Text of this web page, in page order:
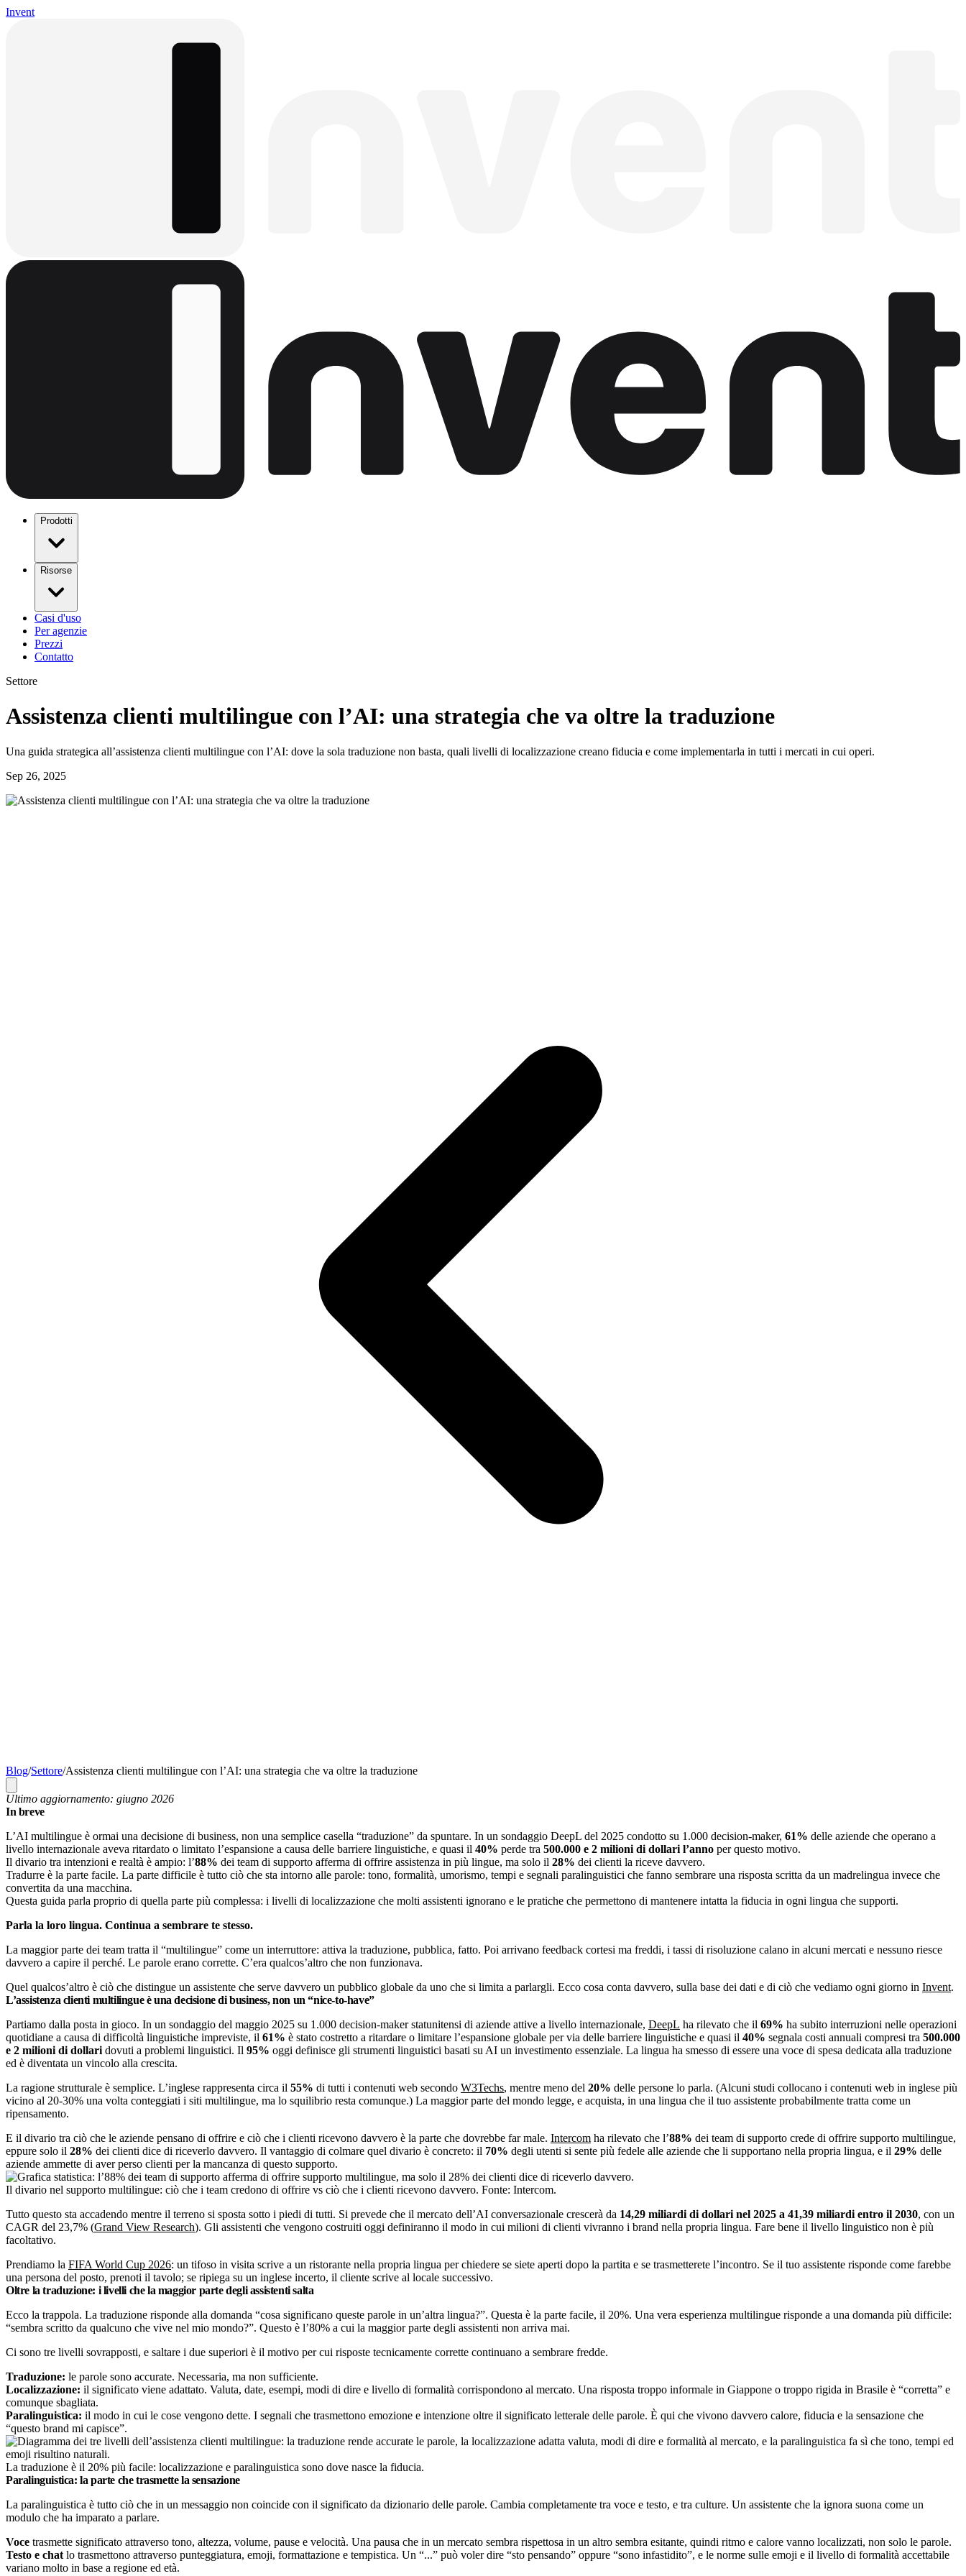
Invent
Prodotti
Risorse
Casi d'uso
Per agenzie
Prezzi
Contatto
Settore
Assistenza clienti multilingue con l’AI: una strategia che va oltre la traduzione
Una guida strategica all’assistenza clienti multilingue con l’AI: dove la sola traduzione non basta, quali livelli di localizzazione creano fiducia e come implementarla in tutti i mercati in cui operi.
Sep 26, 2025
Blog/Settore/Assistenza clienti multilingue con l’AI: una strategia che va oltre la traduzione
Ultimo aggiornamento: giugno 2026
In breve
L’AI multilingue è ormai una decisione di business, non una semplice casella “traduzione” da spuntare. In un sondaggio DeepL del 2025 condotto su 1.000 decision-maker, 61% delle aziende che operano a
livello internazionale aveva ritardato o limitato l’espansione a causa delle barriere linguistiche, e quasi il 40% perde tra 500.000 e 2 milioni di dollari l’anno per questo motivo.
Il divario tra intenzioni e realtà è ampio: l’88% dei team di supporto afferma di offrire assistenza in più lingue, ma solo il 28% dei clienti la riceve davvero.
Tradurre è la parte facile. La parte difficile è tutto ciò che sta intorno alle parole: tono, formalità, umorismo, tempi e segnali paralinguistici che fanno sembrare una risposta scritta da un madrelingua invece che
convertita da una macchina.
Questa guida parla proprio di quella parte più complessa: i livelli di localizzazione che molti assistenti ignorano e le pratiche che permettono di mantenere intatta la fiducia in ogni lingua che supporti.
Parla la loro lingua. Continua a sembrare te stesso.
La maggior parte dei team tratta il “multilingue” come un interruttore: attiva la traduzione, pubblica, fatto. Poi arrivano feedback cortesi ma freddi, i tassi di risoluzione calano in alcuni mercati e nessuno riesce
davvero a capire il perché. Le parole erano corrette. C’era qualcos’altro che non funzionava.
Quel qualcos’altro è ciò che distingue un assistente che serve davvero un pubblico globale da uno che si limita a parlargli. Ecco cosa conta davvero, sulla base dei dati e di ciò che vediamo ogni giorno in Invent.
L’assistenza clienti multilingue è una decisione di business, non un “nice-to-have”
Partiamo dalla posta in gioco. In un sondaggio del maggio 2025 su 1.000 decision-maker statunitensi di aziende attive a livello internazionale, DeepL ha rilevato che il 69% ha subito interruzioni nelle operazioni
quotidiane a causa di difficoltà linguistiche impreviste, il 61% è stato costretto a ritardare o limitare l’espansione globale per via delle barriere linguistiche e quasi il 40% segnala costi annuali compresi tra 500.000
e 2 milioni di dollari dovuti a problemi linguistici. Il 95% oggi definisce gli strumenti linguistici basati su AI un investimento essenziale. La lingua ha smesso di essere una voce di spesa dedicata alla traduzione
ed è diventata un vincolo alla crescita.
La ragione strutturale è semplice. L’inglese rappresenta circa il 55% di tutti i contenuti web secondo W3Techs, mentre meno del 20% delle persone lo parla. (Alcuni studi collocano i contenuti web in inglese più
vicino al 20-30% una volta conteggiati i siti multilingue, ma lo squilibrio resta comunque.) La maggior parte del mondo legge, e acquista, in una lingua che il tuo assistente probabilmente tratta come un
ripensamento.
E il divario tra ciò che le aziende pensano di offrire e ciò che i clienti ricevono davvero è la parte che dovrebbe far male. Intercom ha rilevato che l’88% dei team di supporto crede di offrire supporto multilingue,
eppure solo il 28% dei clienti dice di riceverlo davvero. Il vantaggio di colmare quel divario è concreto: il 70% degli utenti si sente più fedele alle aziende che li supportano nella propria lingua, e il 29% delle
aziende ammette di aver perso clienti per la mancanza di questo supporto.
Il divario nel supporto multilingue: ciò che i team credono di offrire vs ciò che i clienti ricevono davvero. Fonte: Intercom.
Tutto questo sta accadendo mentre il terreno si sposta sotto i piedi di tutti. Si prevede che il mercato dell’AI conversazionale crescerà da 14,29 miliardi di dollari nel 2025 a 41,39 miliardi entro il 2030, con un
CAGR del 23,7% (Grand View Research). Gli assistenti che vengono costruiti oggi definiranno il modo in cui milioni di clienti vivranno i brand nella propria lingua. Fare bene il livello linguistico non è più
facoltativo.
Prendiamo la FIFA World Cup 2026: un tifoso in visita scrive a un ristorante nella propria lingua per chiedere se siete aperti dopo la partita e se trasmetterete l’incontro. Se il tuo assistente risponde come farebbe
una persona del posto, prenoti il tavolo; se ripiega su un inglese incerto, il cliente scrive al locale successivo.
Oltre la traduzione: i livelli che la maggior parte degli assistenti salta
Ecco la trappola. La traduzione risponde alla domanda “cosa significano queste parole in un’altra lingua?”. Questa è la parte facile, il 20%. Una vera esperienza multilingue risponde a una domanda più difficile:
“sembra scritto da qualcuno che vive nel mio mondo?”. Questo è l’80% a cui la maggior parte degli assistenti non arriva mai.
Ci sono tre livelli sovrapposti, e saltare i due superiori è il motivo per cui risposte tecnicamente corrette continuano a sembrare fredde.
Traduzione: le parole sono accurate. Necessaria, ma non sufficiente.
Localizzazione: il significato viene adattato. Valuta, date, esempi, modi di dire e livello di formalità corrispondono al mercato. Una risposta troppo informale in Giappone o troppo rigida in Brasile è “corretta” e
comunque sbagliata.
Paralinguistica: il modo in cui le cose vengono dette. I segnali che trasmettono emozione e intenzione oltre il significato letterale delle parole. È qui che vivono davvero calore, fiducia e la sensazione che
“questo brand mi capisce”.
La traduzione è il 20% più facile: localizzazione e paralinguistica sono dove nasce la fiducia.
Paralinguistica: la parte che trasmette la sensazione
La paralinguistica è tutto ciò che in un messaggio non coincide con il significato da dizionario delle parole. Cambia completamente tra voce e testo, e tra culture. Un assistente che la ignora suona come un
modulo che ha imparato a parlare.
Voce trasmette significato attraverso tono, altezza, volume, pause e velocità. Una pausa che in un mercato sembra rispettosa in un altro sembra esitante, quindi ritmo e calore vanno localizzati, non solo le parole.
Testo e chat lo trasmettono attraverso punteggiatura, emoji, formattazione e tempistica. Un “...” può voler dire “sto pensando” oppure “sono infastidito”, e le norme sulle emoji e il livello di formalità accettabile
variano molto in base a regione ed età.